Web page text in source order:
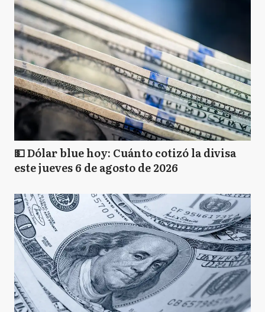
💵 Dólar blue hoy: Cuánto cotizó la divisa
este jueves 6 de agosto de 2026